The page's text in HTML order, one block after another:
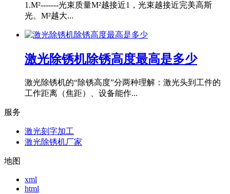
1.M²-------光束质量M²越接近1，光束越接近完美高斯
光。M²越大...
激光除锈机除锈高度最高是多少
激光除锈机的“除锈高度”分两种理解：激光头到工件的
工作距离（焦距）、设备能作...
服务
激光刻字加工
激光除锈机厂家
地图
xml
html